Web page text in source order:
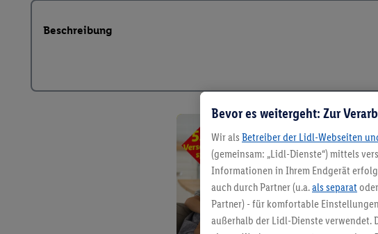
Beschreibung
Bevor es weitergeht: Zur
Wir als Betreiber der Lidl-Webseiten
(gemeinsam: „Lidl-Dienste“) mittels
Informationen in Ihrem Endgerät
auch durch Partner (u.a.als separat
Partner) - für komfortable
außerhalb der Lidl-Dienste